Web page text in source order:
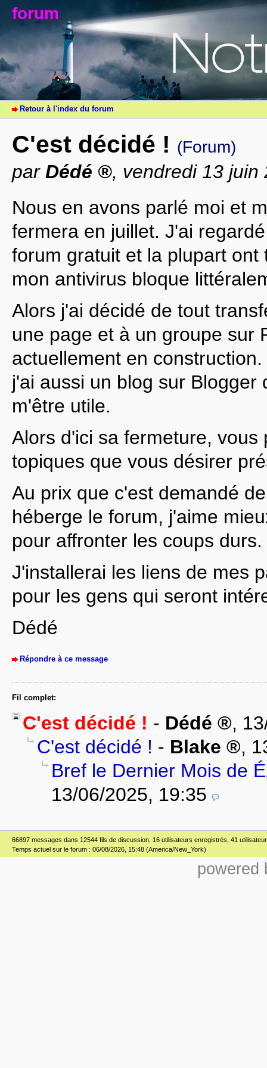
forum
Retour à l'index du forum
C'est décidé ! (Forum)
par Dédé
, vendredi 13
Nous en avons parlé moi et
fermera en juillet. J'ai
forum gratuit et la plupart
mon antivirus bloque
Alors j'ai décidé de tout
une page et à un groupe sur
actuellement en
j'ai aussi un blog sur Blogger
m'être utile.
Alors d'ici sa fermeture,
topiques que vous désirer
Au prix que c'est demandé
héberge le forum, j'aime
pour affronter les coups durs.
J'installerai les liens de mes
pour les gens qui seront
Dédé
Répondre à ce message
Fil complet:
C'est décidé ! - Dédé ,
C'est décidé ! - Blake ,
Bref le Dernier Mois de
13/06/2025, 19:35
66897 messages dans 12544 fils de discussion, 16 utilisateurs enregistrés, 41
Temps actuel sur le forum : 06/08/2026, 15:48 (America/New_York)
powered